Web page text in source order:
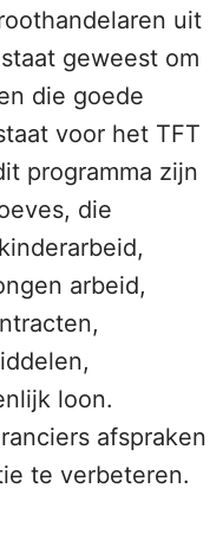
uit
geweest om
die goede
voor het TFT
programma zijn
die
arbeid,
loon.
afspraken
te verbeteren.